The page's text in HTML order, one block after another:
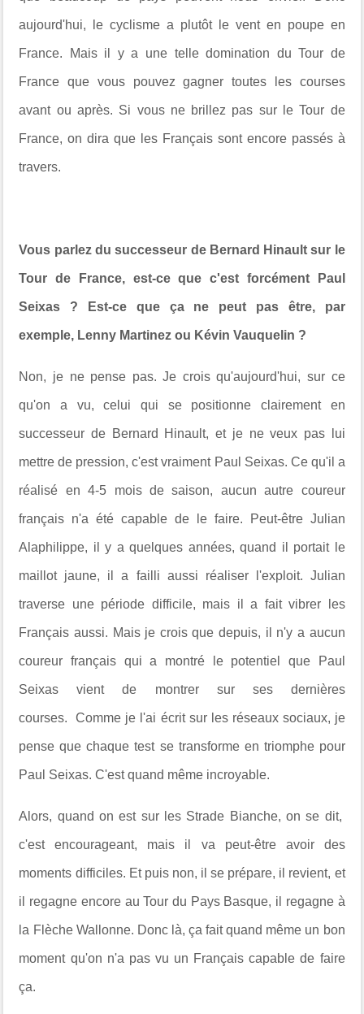
aujourd'hui, le cyclisme a plutôt le vent en poupe en
France. Mais il y a une telle domination du Tour de
France que vous pouvez gagner toutes les courses
avant ou après. Si vous ne brillez pas sur le Tour de
France, on dira que les Français sont encore passés à
travers.
Vous parlez du successeur de Bernard Hinault sur le
Tour de France, est-ce que c'est forcément Paul
Seixas ? Est-ce que ça ne peut pas être, par
exemple, Lenny Martinez ou Kévin Vauquelin ?
Non, je ne pense pas. Je crois qu'aujourd'hui, sur ce
qu'on a vu, celui qui se positionne clairement en
successeur de Bernard Hinault, et je ne veux pas lui
mettre de pression, c'est vraiment Paul Seixas. Ce qu'il a
réalisé en 4-5 mois de saison, aucun autre coureur
français n'a été capable de le faire. Peut-être Julian
Alaphilippe, il y a quelques années, quand il portait le
maillot jaune, il a failli aussi réaliser l'exploit. Julian
traverse une période difficile, mais il a fait vibrer les
Français aussi. Mais je crois que depuis, il n'y a aucun
coureur français qui a montré le potentiel que Paul
Seixas vient de montrer sur ses dernières
courses. Comme je l'ai écrit sur les réseaux sociaux, je
pense que chaque test se transforme en triomphe pour
Paul Seixas. C'est quand même incroyable.
Alors, quand on est sur les Strade Bianche, on se dit,
c'est encourageant, mais il va peut-être avoir des
moments difficiles. Et puis non, il se prépare, il revient, et
il regagne encore au Tour du Pays Basque, il regagne à
la Flèche Wallonne. Donc là, ça fait quand même un bon
moment qu'on n'a pas vu un Français capable de faire
ça.